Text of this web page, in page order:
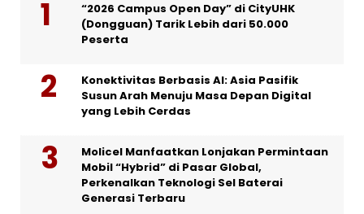
“2026 Campus Open Day” di CityUHK
(Dongguan) Tarik Lebih dari 50.000
Peserta
Konektivitas Berbasis AI: Asia Pasifik
Susun Arah Menuju Masa Depan Digital
yang Lebih Cerdas
Molicel Manfaatkan Lonjakan Permintaan
Mobil “Hybrid” di Pasar Global,
Perkenalkan Teknologi Sel Baterai
Generasi Terbaru